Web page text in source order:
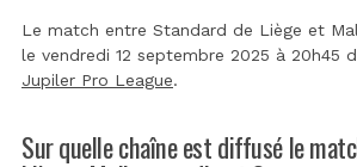
Le match entre Standard de Liège et
le vendredi 12 septembre 2025 à 20h45
Jupiler Pro League.
Sur quelle chaîne est diffusé le